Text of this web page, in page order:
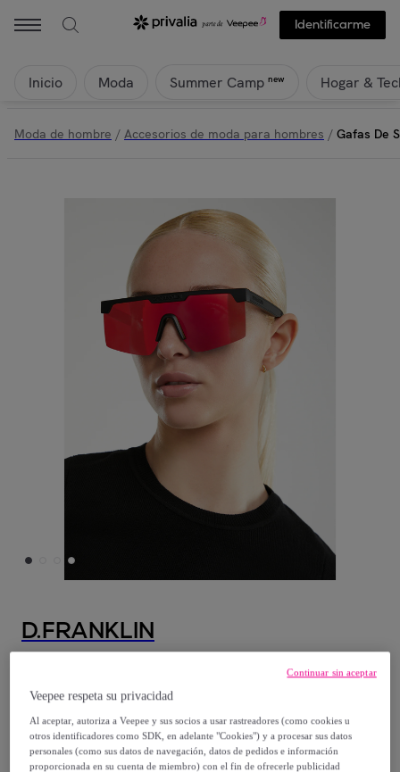
Identificarme
Inicio Moda Summer Camp new Hogar &
Moda de hombre / Accesorios de moda para hombres / Gafas De
D.FRANKLIN
Gafas De Sol D. Franklin Big D Constellation
Modelo: UNI
17,99 €
Veepee respeta su privacidad
Al aceptar, autoriza a Veepee y sus socios a usar rastreadores (como cookies u
otros identificadores como SDK, en adelante "Cookies") y a procesar sus datos
personales (como sus datos de navegación, datos de pedidos e información
proporcionada en su cuenta de miembro) con el fin de ofrecerle publicidad
Continuar sin aceptar